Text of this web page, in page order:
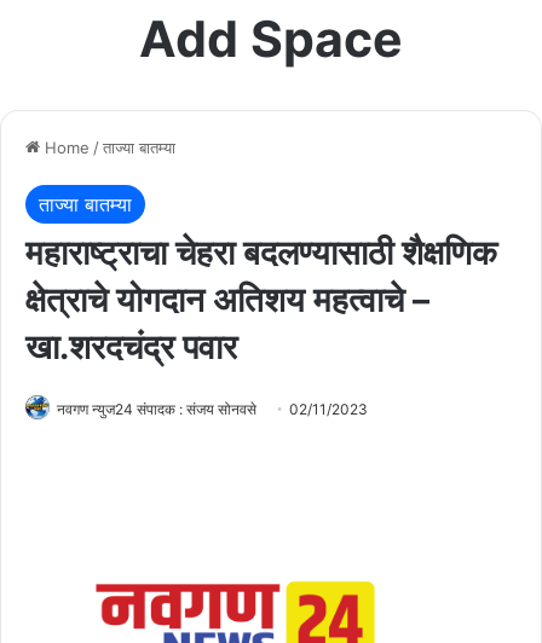
Add Space
Home /ताज्या बातम्या
ताज्या बातम्या
महाराष्ट्राचा चेहरा बदलण्यासाठी शैक्षणिक
क्षेत्राचे योगदान अतिशय महत्वाचे –
खा.शरदचंद्र पवार
नवगण न्युज24 संपादक : संजय सोनवसे 02/11/2023